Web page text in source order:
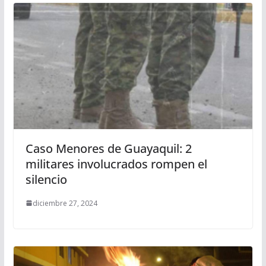
Caso Menores de Guayaquil: 2
militares involucrados rompen el
silencio
diciembre 27, 2024